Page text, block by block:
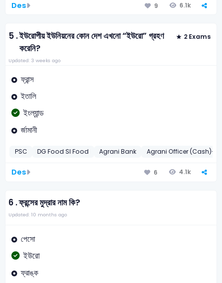
Des 9 6.1k
5 .ইউরোপীয় ইউনিয়নের কোন দেশ এখনো “ইউরো” গ্রহণ
করেনি?
2 Exams
Updated: 3 weeks ago
ফ্রান্স
ইতালি
ইংল্যান্ড
র্জামানী
PSC DG Food SI Food Agrani Bank Agrani Officer (Cash)-
Des 6 4.1k
6 .ফ্রন্সের মুদ্রার নাম কি?
Updated: 10 months ago
পেসো
ইউরো
ফ্রাঙ্ক